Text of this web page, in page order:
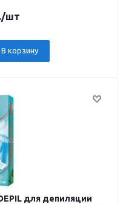
/шт
В корзину
для депиляции